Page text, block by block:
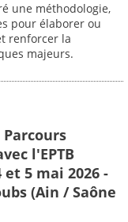
une méthodologie,
pour élaborer ou
renforcer la
majeurs.
l'EPTB
et 5 mai 2026 -
(Ain / Saône